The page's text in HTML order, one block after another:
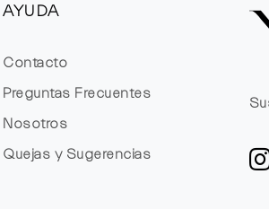
AYUDA
Contacto
Preguntas Frecuentes
Nosotros
Quejas y Sugerencias